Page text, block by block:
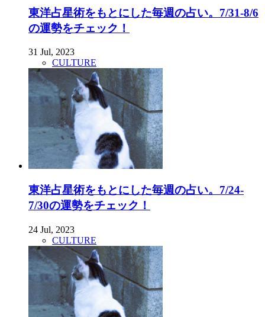
東洋占星術をもとにした毎週の占い。7/31-8/6
の運勢をチェック！
31 Jul, 2023
CULTURE
東洋占星術をもとにした毎週の占い。7/24-
7/30の運勢をチェック！
24 Jul, 2023
CULTURE